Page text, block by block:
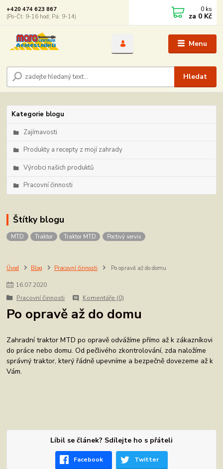
Menu
Hledat
+420 474 623 867
(Po-Čt: 9-16 hod; Pá: 9-14)
0 ks
za 0 Kč
Kategorie blogu
Zajímavosti
Produkty a recepty z mojí zahrady
Výrobci našich produktů
Pracovní činnosti
Štítky blogu
MTD Traktor Traktor MTD Poctivý servis
Úvod Blog Pracovní činnosti Po opravě až do domu
16.07.2020
Pracovní činnosti
Komentáře (0)
Po opravě až do domu
Zahradní traktor MTD po opravě odvážíme přímo až k zákazníkovi
do práce nebo domu. Od pečlivého zkontrolování, zda naložíme
správný traktor, který řádně upevníme a bezpečně dovezeme až k
Vám.
Líbil se článek? Sdílejte ho s přáteli
Facebook Twitter